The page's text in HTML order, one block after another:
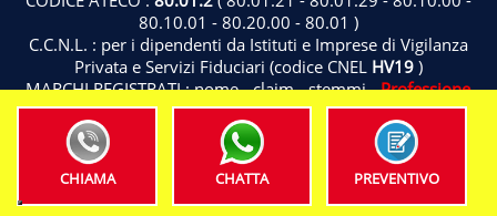
80.10.01 - 80.20.00 - 80.01 )
C.C.N.L. : per i dipendenti da Istituti e Imprese di Vigilanza
Privata e Servizi Fiduciari (codice CNEL HV19 )
MARCHI REGISTRATI : nome - claim - stemmi -Professione
Sicurezza® ( Classificazione di Nizza 9 - 12 - 36 - 37 - 38 - 42 -
45)
Privacy Policy
CHIAMA CHATTA PREVENTIVO